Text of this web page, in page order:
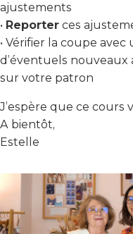
ajustements
• Reporter ces
• Vérifier la coupe avec
d’éventuels
sur votre patron
J’espère que ce cours
A bientôt,
Estelle